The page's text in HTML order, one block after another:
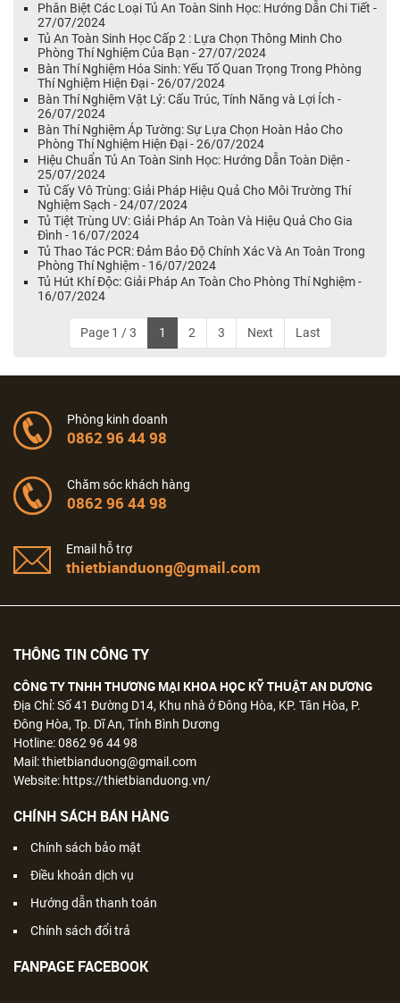
Phân Biệt Các Loại Tủ An Toàn Sinh Học: Hướng Dẫn Chi Tiết -
27/07/2024
Tủ An Toàn Sinh Học Cấp 2 : Lựa Chọn Thông Minh Cho
Phòng Thí Nghiệm Của Bạn - 27/07/2024
Bàn Thí Nghiệm Hóa Sinh: Yếu Tố Quan Trọng Trong Phòng
Thí Nghiệm Hiện Đại - 26/07/2024
Bàn Thí Nghiệm Vật Lý: Cấu Trúc, Tính Năng và Lợi Ích -
26/07/2024
Bàn Thí Nghiệm Áp Tường: Sự Lựa Chọn Hoàn Hảo Cho
Phòng Thí Nghiệm Hiện Đại - 26/07/2024
Hiệu Chuẩn Tủ An Toàn Sinh Học: Hướng Dẫn Toàn Diện -
25/07/2024
Tủ Cấy Vô Trùng: Giải Pháp Hiệu Quả Cho Môi Trường Thí
Nghiệm Sạch - 24/07/2024
Tủ Tiệt Trùng UV: Giải Pháp An Toàn Và Hiệu Quả Cho Gia
Đình - 16/07/2024
Tủ Thao Tác PCR: Đảm Bảo Độ Chính Xác Và An Toàn Trong
Phòng Thí Nghiệm - 16/07/2024
Tủ Hút Khí Độc: Giải Pháp An Toàn Cho Phòng Thí Nghiệm -
16/07/2024
Page 1 / 3 1 2 3 Next Last
Phòng kinh doanh
0862 96 44 98
Chăm sóc khách hàng
0862 96 44 98
Email hỗ trợ
thietbianduong@gmail.com
THÔNG TIN CÔNG TY
CÔNG TY TNHH THƯƠNG MẠI KHOA HỌC KỸ THUẬT AN DƯƠNG
Địa Chỉ: Số 41 Đường D14, Khu nhà ở Đông Hòa, KP. Tân Hòa, P.
Đông Hòa, Tp. Dĩ An, Tỉnh Bình Dương
Hotline: 0862 96 44 98
Mail: thietbianduong@gmail.com
Website: https://thietbianduong.vn/
CHÍNH SÁCH BÁN HÀNG
Chính sách bảo mật
Điều khoản dịch vụ
Hướng dẫn thanh toán
Chính sách đổi trả
FANPAGE FACEBOOK